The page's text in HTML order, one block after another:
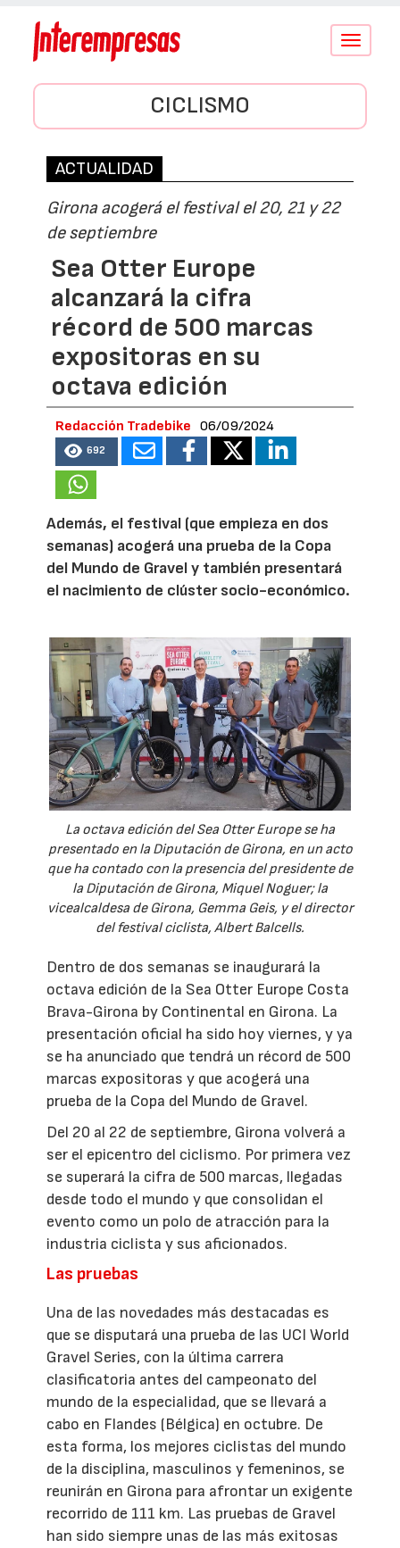
Conmutar
CICLISMO
ACTUALIDAD
Girona acogerá el festival el 20, 21 y 22
de septiembre
Sea Otter Europe
alcanzará la cifra
récord de 500 marcas
expositoras en su
octava edición
Redacción Tradebike 06/09/2024
692
Además, el festival (que empieza en dos
semanas) acogerá una prueba de la Copa
del Mundo de Gravel y también presentará
el nacimiento de clúster socio-económico.
La octava edición del Sea Otter Europe se ha
presentado en la Diputación de Girona, en un acto
que ha contado con la presencia del presidente de
la Diputación de Girona, Miquel Noguer; la
vicealcaldesa de Girona, Gemma Geis, y el director
del festival ciclista, Albert Balcells.
Dentro de dos semanas se inaugurará la
octava edición de la Sea Otter Europe Costa
Brava-Girona by Continental en Girona. La
presentación oficial ha sido hoy viernes, y ya
se ha anunciado que tendrá un récord de 500
marcas expositoras y que acogerá una
prueba de la Copa del Mundo de Gravel.
Del 20 al 22 de septiembre, Girona volverá a
ser el epicentro del ciclismo. Por primera vez
se superará la cifra de 500 marcas, llegadas
desde todo el mundo y que consolidan el
evento como un polo de atracción para la
industria ciclista y sus aficionados.
Las pruebas
Una de las novedades más destacadas es
que se disputará una prueba de las UCI World
Gravel Series, con la última carrera
clasificatoria antes del campeonato del
mundo de la especialidad, que se llevará a
cabo en Flandes (Bélgica) en octubre. De
esta forma, los mejores ciclistas del mundo
de la disciplina, masculinos y femeninos, se
reunirán en Girona para afrontar un exigente
recorrido de 111 km. Las pruebas de Gravel
han sido siempre unas de las más exitosas